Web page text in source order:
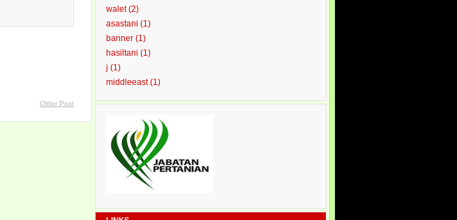
Older Post
walet(2)
asastani (1)
banner (1)
hasiltani (1)
j (1)
middleeast(1)